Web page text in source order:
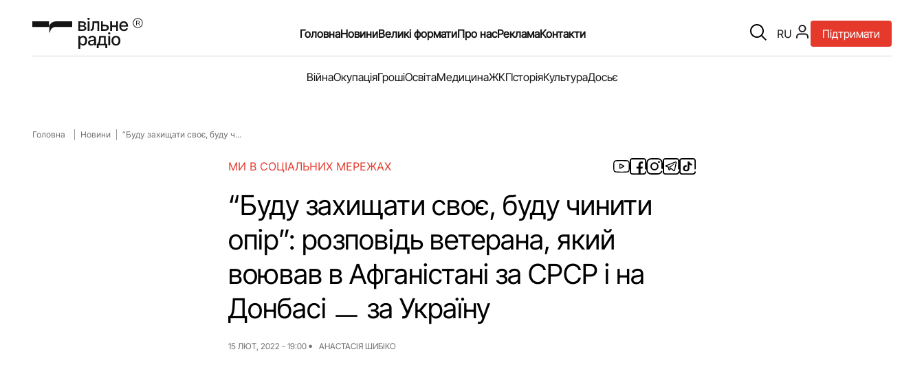
ГоловнаНовиниВеликі форматиПро насРекламаКонтакти RU Підтримати
ВійнаОкупаціяГрошіОсвітаМедицинаЖКГІсторіяКультураДосьє
Головна Новини “Буду захищати своє, буду ч...
МИ В СОЦІАЛЬНИХ МЕРЕЖАХ
“Буду захищати своє, буду чинити
опір”: розповідь ветерана, який
воював в Афганістані за СРСР і на
Донбасі ㅡ за Україну
15 ЛЮТ, 2022 - 19:00 АНАСТАСІЯ ШИБІКО